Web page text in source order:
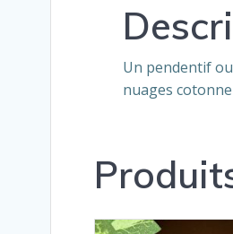
Un pendentif
nuages